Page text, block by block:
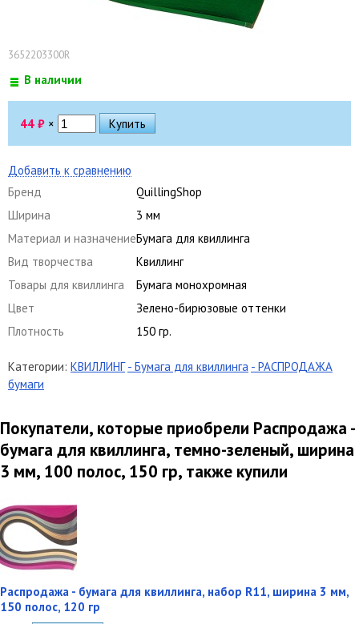
3652203300R
В наличии
44 ₽ ×
Добавить к сравнению
Бренд
QuillingShop
Ширина
3 мм
Материал и назначениеБумага для квиллинга
Вид творчества
Квиллинг
Товары для квиллинга
Бумага монохромная
Цвет
Зелено-бирюзовые оттенки
Плотность
150 гр.
Категории: КВИЛЛИНГ - Бумага для квиллинга - РАСПРОДАЖА
бумаги
Покупатели, которые приобрели Распродажа -
бумага для квиллинга, темно-зеленый, ширина
3 мм, 100 полос, 150 гр, также купили
Распродажа - бумага для квиллинга, набор R11, ширина 3 мм,
150 полос, 120 гр